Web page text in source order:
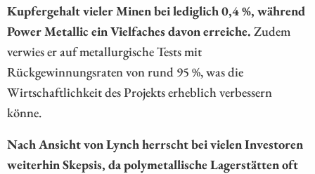
Kupfergehalt vieler Minen bei lediglich 0,4 %, während
Power Metallic ein Vielfaches davon erreiche. Zudem
verwies er auf metallurgische Tests mit
Rückgewinnungsraten von rund 95 %, was die
Wirtschaftlichkeit des Projekts erheblich verbessern
könne.
Nach Ansicht von Lynch herrscht bei vielen Investoren
weiterhin Skepsis, da polymetallische Lagerstätten oft